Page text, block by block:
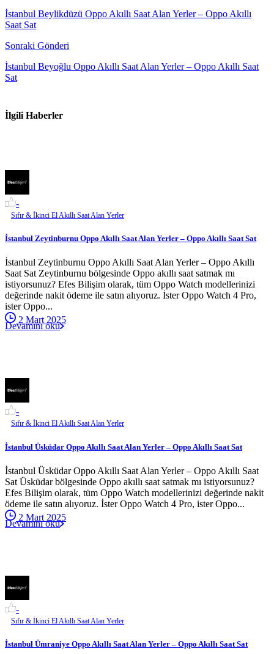
İstanbul Beylikdüzü Oppo Akıllı Saat Alan Yerler – Oppo Akıllı
Saat Sat
Sonraki Gönderi
İstanbul Beyoğlu Oppo Akıllı Saat Alan Yerler – Oppo Akıllı Saat
Sat
İlgili Haberler
-
Sıfır & İkinci El Akıllı Saat Alan Yerler
İstanbul Zeytinburnu Oppo Akıllı Saat Alan Yerler – Oppo Akıllı Saat Sat
İstanbul Zeytinburnu Oppo Akıllı Saat Alan Yerler – Oppo Akıllı
Saat Sat Zeytinburnu bölgesinde Oppo akıllı saat satmak mı
istiyorsunuz? Efes Bilişim olarak, tüm Oppo Watch modellerinizi
değerinde nakit ödeme ile satın alıyoruz. İster Oppo Watch 4 Pro,
ister Oppo...
2 Mart 2025
Devamını oku
-
Sıfır & İkinci El Akıllı Saat Alan Yerler
İstanbul Üsküdar Oppo Akıllı Saat Alan Yerler – Oppo Akıllı Saat Sat
İstanbul Üsküdar Oppo Akıllı Saat Alan Yerler – Oppo Akıllı Saat
Sat Üsküdar bölgesinde Oppo akıllı saat satmak mı istiyorsunuz?
Efes Bilişim olarak, tüm Oppo Watch modellerinizi değerinde nakit
ödeme ile satın alıyoruz. İster Oppo Watch 4 Pro, ister Oppo...
2 Mart 2025
Devamını oku
-
Sıfır & İkinci El Akıllı Saat Alan Yerler
İstanbul Ümraniye Oppo Akıllı Saat Alan Yerler – Oppo Akıllı Saat Sat